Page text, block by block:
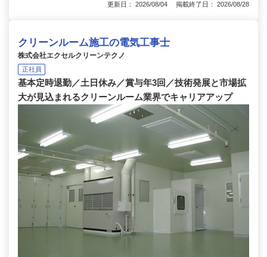
更新日： 2026/08/04 掲載終了日： 2026/08/28
クリーンルーム施工の電気工事士
株式会社エクセルクリーンテクノ
正社員
基本定時退勤／土日休み／賞与年3回／技術発展と市場拡
大が見込まれるクリーンルーム業界でキャリアアップ